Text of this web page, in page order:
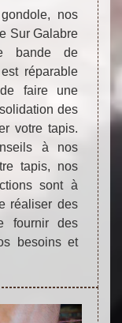
nos
Sur Galabre
bande de
réparable
faire une
des
votre tapis.
à nos
tapis, nos
sont à
réaliser des
fournir des
besoins et